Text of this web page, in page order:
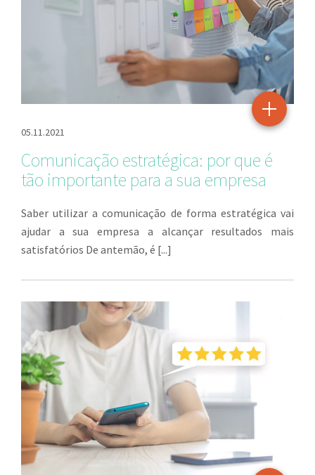
05.11.2021
Comunicação estratégica: por que é
tão importante para a sua empresa
Saber utilizar a comunicação de forma estratégica vai
ajudar a sua empresa a alcançar resultados mais
satisfatórios De antemão, é [...]